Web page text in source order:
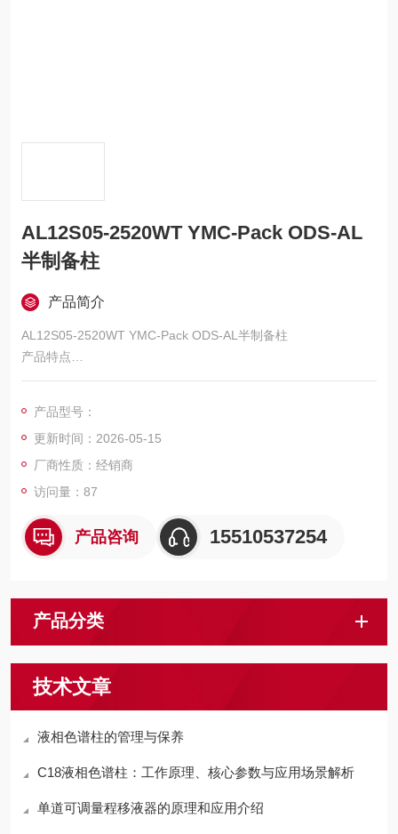
AL12S05-2520WT YMC-Pack ODS-AL
半制备柱
产品简介
AL12S05-2520WT YMC-Pack ODS-AL半制备柱
产品特点
1. 残留有硅醇基的ODS色谱柱。
产品型号：
更新时间：2026-05-15
厂商性质：经销商
访问量：87
产品咨询 15510537254
产品分类
技术文章
液相色谱柱的管理与保养
C18液相色谱柱：工作原理、核心参数与应用场景解析
单道可调量程移液器的原理和应用介绍